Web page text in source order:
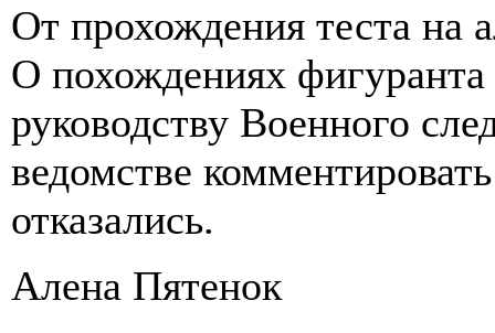
От прохождения теста на
О похождениях
руководству Военного
ведомстве
отказались.
Алена Пятенок